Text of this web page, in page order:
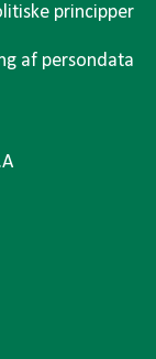
principper
af persondata